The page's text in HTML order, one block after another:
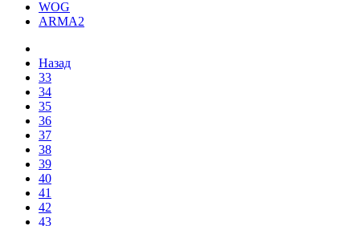
WOG
ARMA2
Назад
33
34
35
36
37
38
39
40
41
42
43